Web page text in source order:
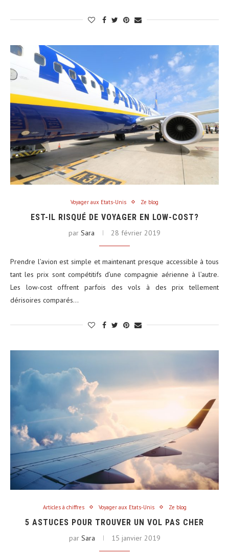
Voyager aux Etats-Unis Ze blog
EST-IL RISQUÉ DE VOYAGER EN LOW-COST?
par Sara 28 février 2019
Prendre l’avion est simple et maintenant presque accessible à tous
tant les prix sont compétitifs d’une compagnie aérienne à l’autre.
Les low-cost offrent parfois des vols à des prix tellement
dérisoires comparés…
Articles à chiffres Voyager aux Etats-Unis Ze blog
5 ASTUCES POUR TROUVER UN VOL PAS CHER
par Sara 15 janvier 2019